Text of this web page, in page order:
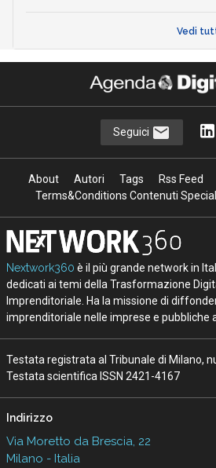
Vedi
Seguici
About Autori Tags Rss Feed
Terms&Conditions Contenuti
Nextwork360 è il più grande network in
dedicati ai temi della Trasformazione
Imprenditoriale. Ha la missione di
imprenditoriale nelle imprese e pubbliche
Testata registrata al Tribunale di Milano,
Testata scientifica ISSN 2421-4167
Indirizzo
Via Moretto da Brescia, 22
Milano - Italia